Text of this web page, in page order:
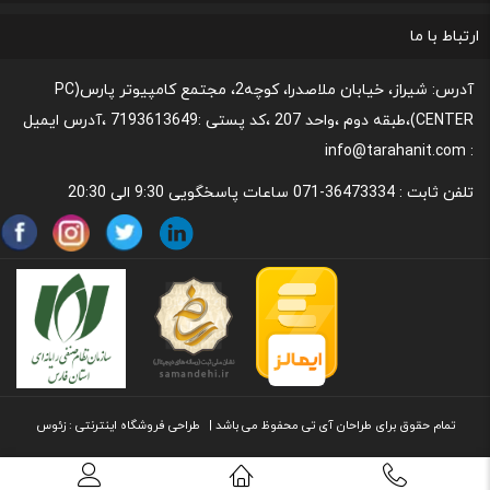
رونداسترداد وجه
روند مرجوعي كالا و نحوه فسخ خدمات
قوانین و مقررات،نحوه ی پرداخت و شیوه ی ارسال
نحوه پشتیبانی و خدمات پس از فروش
ارتباط با ما
آدرس: شیراز، خیابان ملاصدرا، کوچه2، مجتمع کامپیوتر پارس(PC
CENTER)،طبقه دوم ،واحد 207 ،کد پستی :7193613649 ،آدرس ایمیل
: info@tarahanit.com
تلفن ثابت : 36473334-071 ساعات پاسخگویی 9:30 الی 20:30
تمام حقوق برای طراحان آی تی محفوظ می باشد | طراحی فروشگاه اینترنتی : زئوس